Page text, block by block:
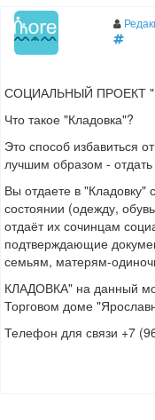
СОЦИАЛЬНЫЙ ПРОЕКТ
Что такое "Кладовка"?
Это способ избавиться
лучшим образом -
Вы отдаете в
состоянии (одежду,
отдаёт их сочинцам
подтверждающие
семьям, матерям-
КЛАДОВКА" на данный
Торговом доме
Телефон для связи +7